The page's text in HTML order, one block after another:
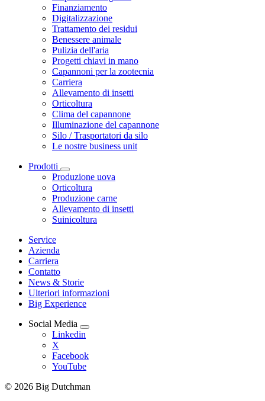
Finanziamento
Digitalizzazione
Trattamento dei residui
Benessere animale
Pulizia dell'aria
Progetti chiavi in mano
Capannoni per la zootecnia
Carriera
Allevamento di insetti
Orticoltura
Clima del capannone
Illuminazione del capannone
Silo / Trasportatori da silo
Le nostre business unit
Prodotti
Produzione uova
Orticoltura
Produzione carne
Allevamento di insetti
Suinicoltura
Service
Azienda
Carriera
Contatto
News & Storie
Ulteriori informazioni
Big Experience
Social Media
Linkedin
X
Facebook
YouTube
© 2026 Big Dutchman